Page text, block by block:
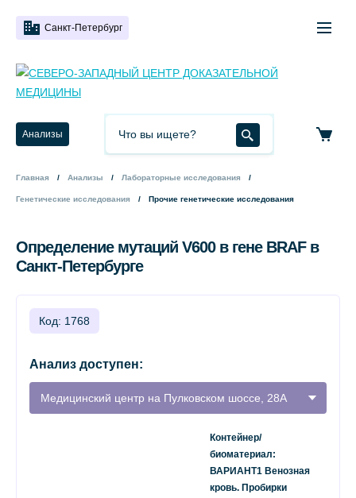
Санкт-Петербург
Анализы
Главная Анализы Лабораторные исследования
Генетические исследования Прочие генетические исследования
Определение мутаций V600 в гене BRAF в
Санкт-Петербурге
Код: 1768
Анализ доступен:
Медицинский центр на Пулковском шоссе, 28А
Контейнер/
биоматериал:
ВАРИАНТ1 Венозная
кровь. Пробирки